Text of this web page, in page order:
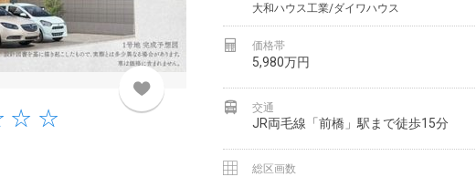
大和ハウス工業/ダイワハウス
価格帯
5,980万円
交通
JR両毛線「前橋」駅まで徒歩15分
総区画数